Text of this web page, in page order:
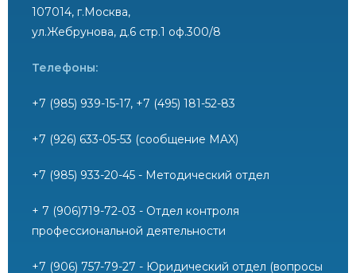
107014, г.Москва,
ул.Жебрунова, д.6 стр.1 оф.300/8
Телефоны:
+7 (985) 939-15-17, +7 (495) 181-52-83
+7 (926) 633-05-53 (сообщение MAX)
+7 (985) 933-20-45 - Методический отдел
+ 7 (906)719-72-03 - Отдел контроля
профессиональной деятельности
+7 (906) 757-79-27 - Юридический отдел (вопросы